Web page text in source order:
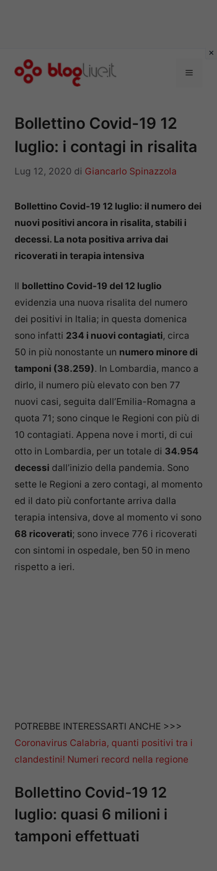
Menu
Bollettino Covid-19 12
luglio: i contagi in risalita
Lug 12, 2020 di Giancarlo Spinazzola
Bollettino Covid-19 12 luglio: il numero dei
nuovi positivi ancora in risalita, stabili i
decessi. La nota positiva arriva dai
ricoverati in terapia intensiva
Il bollettino Covid-19 del 12 luglio
evidenzia una nuova risalita del numero
dei positivi in Italia; in questa domenica
sono infatti 234 i nuovi contagiati, circa
50 in più nonostante un numero minore di
tamponi (38.259). In Lombardia, manco a
dirlo, il numero più elevato con ben 77
nuovi casi, seguita dall’Emilia-Romagna a
quota 71; sono cinque le Regioni con più di
10 contagiati. Appena nove i morti, di cui
otto in Lombardia, per un totale di 34.954
decessi dall’inizio della pandemia. Sono
sette le Regioni a zero contagi, al momento
ed il dato più confortante arriva dalla
terapia intensiva, dove al momento vi sono
68 ricoverati; sono invece 776 i ricoverati
con sintomi in ospedale, ben 50 in meno
rispetto a ieri.
POTREBBE INTERESSARTI ANCHE >>>
Coronavirus Calabria, quanti positivi tra i
clandestini! Numeri record nella regione
Bollettino Covid-19 12
luglio: quasi 6 milioni i
tamponi effettuati